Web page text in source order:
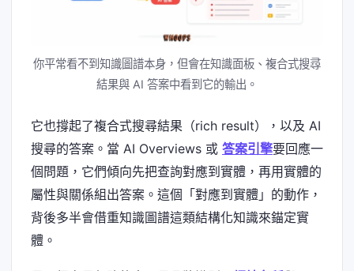
你平常看不到知識圖譜本身，但會在知識面板、複合式搜尋
結果與 AI 答案中看到它的輸出。
它也撐起了複合式搜尋結果（rich result），以及 AI
搜尋的答案。當 AI Overviews 或 答案引擎要回應一
個問題，它們傾向先把查詢對應到實體，再用實體的
屬性與關係組出答案。這個「對應到實體」的動作，
背後多半會借重知識圖譜這類結構化知識來錨定實
體。